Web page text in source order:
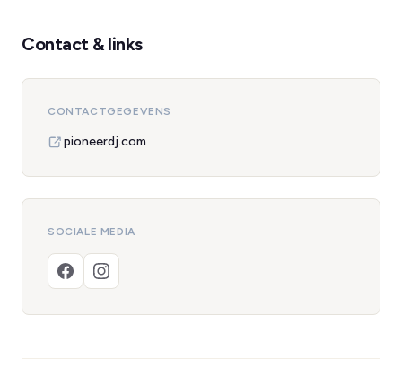
Contact & links
CONTACTGEGEVENS
pioneerdj.com
SOCIALE MEDIA